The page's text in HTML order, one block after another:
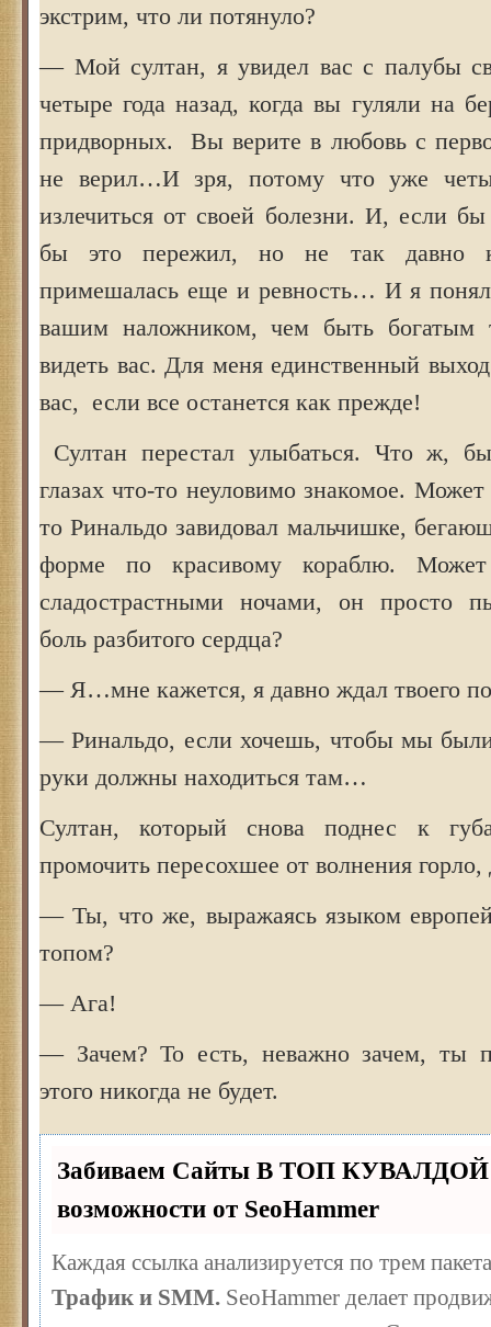
экстрим, что ли потянуло?
— Мой султан, я увидел вас с палубы
четыре года назад, когда вы гуляли на
придворных. Вы верите в любовь с
не верил…И зря, потому что уже
излечиться от своей болезни. И, если
бы это пережил, но не так давно к
примешалась еще и ревность… И я
вашим наложником, чем быть богатым
видеть вас. Для меня единственный
вас, если все останется как прежде!
Султан перестал улыбаться. Что ж,
глазах что-то неуловимо знакомое.
то Ринальдо завидовал мальчишке,
форме по красивому кораблю.
сладострастными ночами, он просто
боль разбитого сердца?
— Я…мне кажется, я давно ждал твоего
— Ринальдо, если хочешь, чтобы мы
руки должны находиться там…
Султан, который снова поднес к
промочить пересохшее от волнения горло,
— Ты, что же, выражаясь языком
топом?
— Ага!
— Зачем? То есть, неважно зачем, ты
этого никогда не будет.
Забиваем Сайты В ТОП КУВАЛДОЙ
возможности от SeoHammer
Каждая ссылка анализируется по трем
Трафик и SMM. SeoHammer делает